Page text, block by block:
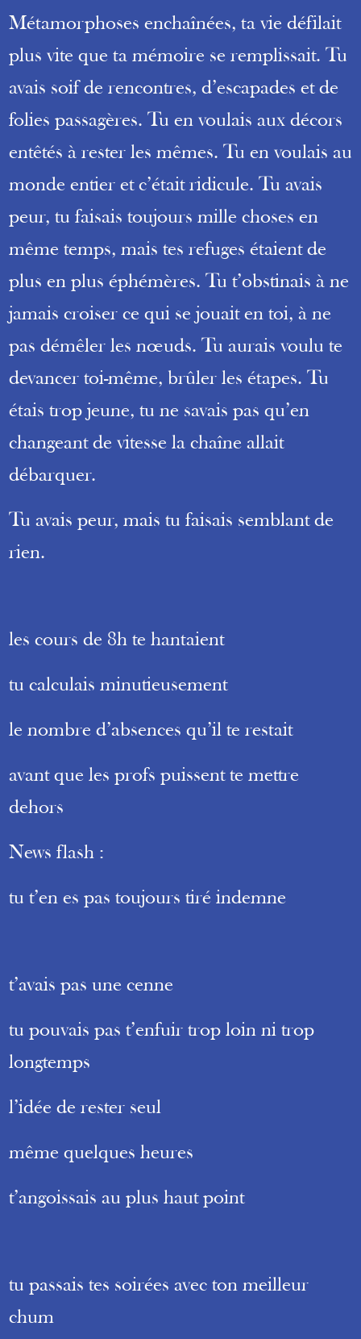
Métamorphoses enchaînées, ta vie défilait
plus vite que ta mémoire se remplissait. Tu
avais soif de rencontres, d’escapades et de
folies passagères. Tu en voulais aux décors
entêtés à rester les mêmes. Tu en voulais au
monde entier et c’était ridicule. Tu avais
peur, tu faisais toujours mille choses en
même temps, mais tes refuges étaient de
plus en plus éphémères. Tu t’obstinais à ne
jamais croiser ce qui se jouait en toi, à ne
pas démêler les nœuds. Tu aurais voulu te
devancer toi-même, brûler les étapes. Tu
étais trop jeune, tu ne savais pas qu’en
changeant de vitesse la chaîne allait
débarquer.
Tu avais peur, mais tu faisais semblant de
rien.
les cours de 8h te hantaient
tu calculais minutieusement
le nombre d’absences qu’il te restait
avant que les profs puissent te mettre
dehors
News flash :
tu t’en es pas toujours tiré indemne
t’avais pas une cenne
tu pouvais pas t’enfuir trop loin ni trop
longtemps
l’idée de rester seul
même quelques heures
t’angoissais au plus haut point
tu passais tes soirées avec ton meilleur
chum